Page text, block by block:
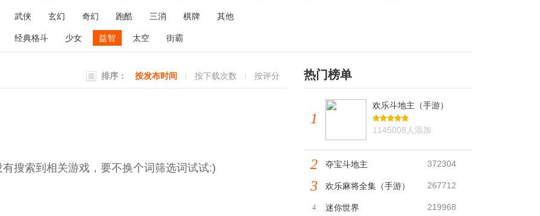
牌类
麻将 网络游戏 弹幕射击 策略塔防
武侠 玄幻 奇幻 跑酷 三消 棋牌 其他
经典格斗 少女 益智 太空 街霸
排序： 按发布时间 按下载次数 按评分
搜索到相关游戏，要不换个词筛选词试试:)
热门榜单
1
欢乐斗地主（手游）
1145008人添加
2 夺宝斗地主 372304
3 欢乐麻将全集（手游） 267712
4 迷你世界 219968